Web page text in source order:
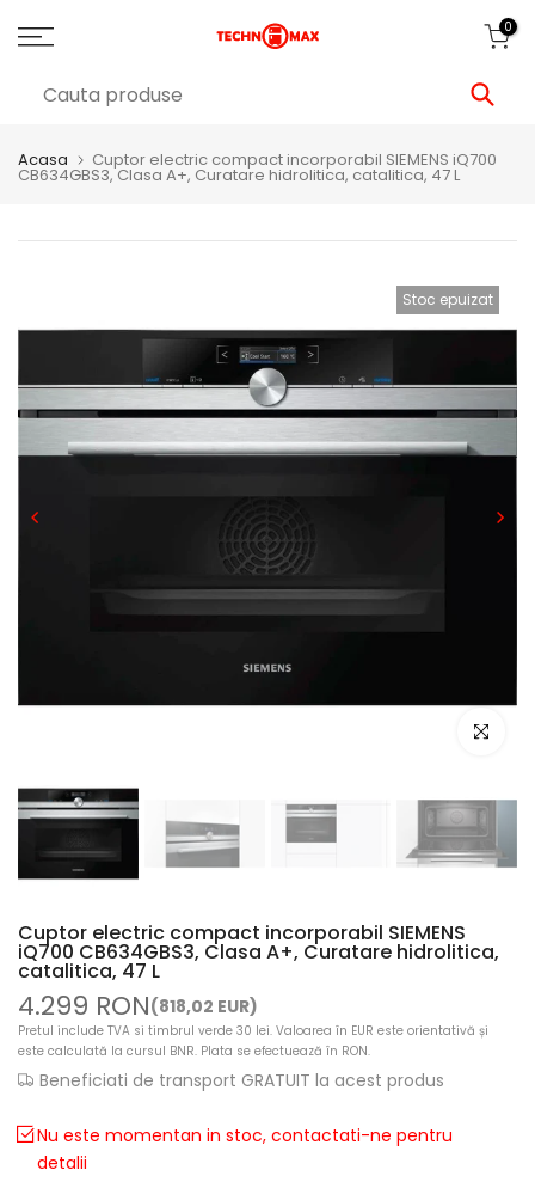
0
Acasa Cuptor electric compact incorporabil SIEMENS iQ700
CB634GBS3, Clasa A+, Curatare hidrolitica, catalitica, 47 L
Stoc epuizat
Mariti
Cuptor electric compact incorporabil SIEMENS
iQ700 CB634GBS3, Clasa A+, Curatare hidrolitica,
catalitica, 47 L
4.299 RON(818,02 EUR)
Pretul include TVA si timbrul verde 30 lei. Valoarea în EUR este orientativă și
este calculată la cursul BNR. Plata se efectuează în RON.
Beneficiati de transport GRATUIT la acest produs
Nu este momentan in stoc, contactati-ne pentru
detalii